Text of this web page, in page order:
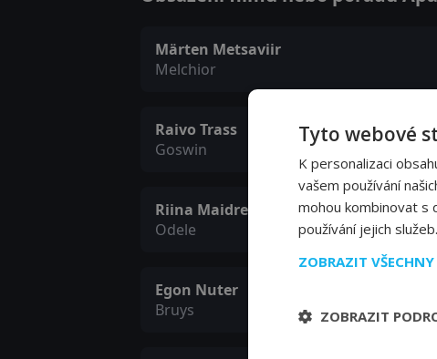
Märten Metsaviir
Melchior
Raivo Trass
Goswin
Riina Maidre
Odele
Egon Nuter
Bruys
Tyto webové
K personalizaci
vašem používání
mohou kombinovat s
používání jejich služeb.
ZOBRAZIT
ZOBRAZIT